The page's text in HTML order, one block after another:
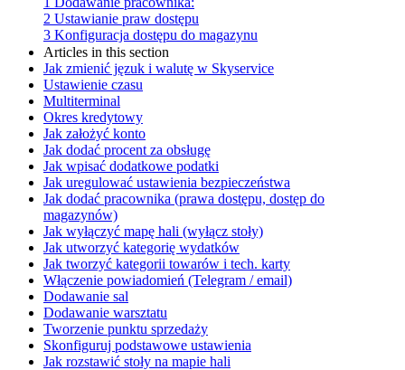
2 Ustawianie praw dostępu
3 Konfiguracja dostępu do magazynu
Articles in this section
Jak zmienić jęzuk i walutę w Skyservice
Ustawienie czasu
Multiterminal
Okres kredytowy
Jak założyć konto
Jak dodać procent za obsługę
Jak wpisać dodatkowe podatki
Jak uregulować ustawienia bezpieczeństwa
Jak dodać pracownika (prawa dostępu, dostęp do
magazynów)
Jak wyłączyć mapę hali (wyłącz stoły)
Jak utworzyć kategorię wydatków
Jak tworzyć kategorii towarów i tech. karty
Włączenie powiadomień (Telegram / email)
Dodawanie sal
Dodawanie warsztatu
Tworzenie punktu sprzedaży
Skonfiguruj podstawowe ustawienia
Jak rozstawić stoły na mapie hali